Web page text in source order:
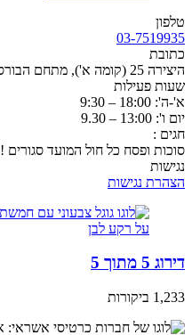
טלפון
03-7519935
כתובת
היצירה 25 (קומה א'), מתחם הבורסה, רמת גן
שעות פעילות
א'-ה': 18:00 – 9:30
יום ו': 13:00 – 9.30
חגים :
סוכות ופסח כל חול המועד סגורים !
נגישות
הצהרת נגישות
דירוג 5 מתוך 5
1,233 ביקורות